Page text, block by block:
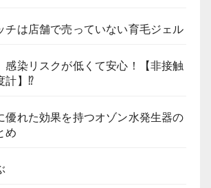
チは店舗で売っていない育毛ジェル
感染リスクが低くて安心！【非接触
計】⁉
優れた効果を持つオゾン水発生器の
め